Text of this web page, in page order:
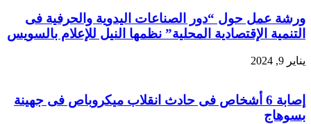
ورشة عمل حول “دور الصناعات اليدوية والحرفية فى
التنمية الإقتصادية المحلية” نظمها النيل للإعلام بالسويس
يناير 9, 2024
إصابة 6 أشخاص فى حادث انقلاب ميكروباص فى جهينة
بسوهاج